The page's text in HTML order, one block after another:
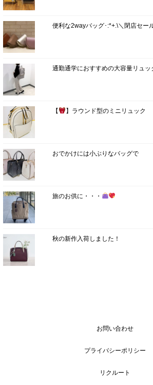
便利な2wayバッグ･:*+.\＼閉店セー
通勤通学におすすめの大容量リュッ
【 】ラウンド型のミニリュック
おでかけには小ぶりなバッグで
旅のお供に・・・
秋の新作入荷しました！
お問い合わせ
プライバシーポリシー
リクルート